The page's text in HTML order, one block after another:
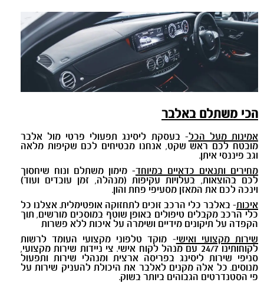
הכי משתלם באלבר
אמינות מעל הכל- בעסקת ליסינג תפעולי פרטי מול אלבר
מובטח לכם ראש שקט, אנחנו מבטיחים לכם שקיפות מלאה
וגב פיננסי איתן.
מחירים ותנאים כדאיים במיוחד- מימון משתלם ונוח שיחסוך
לכם בהוצאות, בעלויות עקיפות (מנהלה, זמן עובדים ועוד)
וינכה לכם את המאזן מסעיפי פחת והון.
איכות- באלבר כלי הרכב זוכים לתחזוקה אופטימלית. אצלנו כל
כלי הרכב מקבלים טיפולים באופן שוטף במוסכים מורשים, תוך
הקפדה על תיקונים מידיים ושימרה על איכות ללא פשרות
שירות מקצועי ואישי- מוקד טלפוני מקצועי העומד לרשות
לקוחותינו 24/7 עם מנהל לקוח אישי. צי ניידות שירות מקצועי,
סניפי שירות ליסינג בפריסה ארצית ומנהלי שירות ותפעול
מנוסים. כל אלה מקנים לאלבר את היכולת להעניק שירות על
פי הסטנדרטים הגבוהים ביותר בשוק.